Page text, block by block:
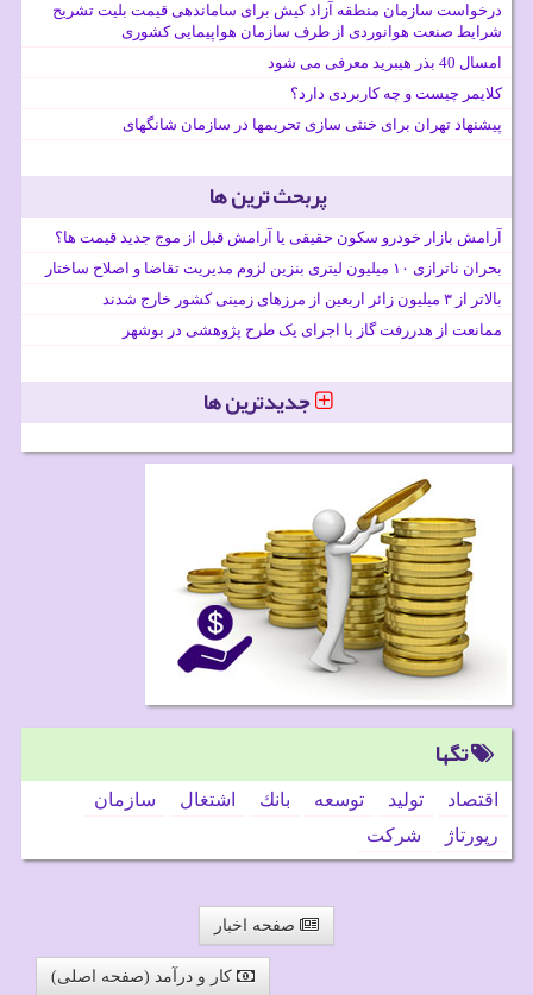
درخواست سازمان منطقه آزاد کیش برای ساماندهی قیمت بلیت تشریح
شرایط صنعت هوانوردی از طرف سازمان هواپیمایی کشوری
امسال 40 بذر هیبرید معرفی می شود
کلایمر چیست و چه کاربردی دارد؟
پیشنهاد تهران برای خنثی سازی تحریمها در سازمان شانگهای
پربحث ترین ها
آرامش بازار خودرو سکون حقیقی یا آرامش قبل از موج جدید قیمت ها؟
بحران ناترازی ۱۰ میلیون لیتری بنزین لزوم مدیریت تقاضا و اصلاح ساختار
بالاتر از ۳ میلیون زائر اربعین از مرزهای زمینی کشور خارج شدند
ممانعت از هدررفت گاز با اجرای یک طرح پژوهشی در بوشهر
جدیدترین ها
تگها
اقتصاد تولید توسعه بانك اشتغال
سازمان
رپورتاژ
شركت
صفحه اخبار
کار و درآمد (صفحه اصلی)